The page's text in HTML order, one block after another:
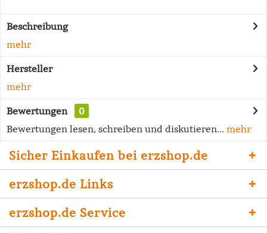
Beschreibung
mehr
Hersteller
mehr
Bewertungen
0
Bewertungen lesen, schreiben und diskutieren... mehr
Sicher Einkaufen bei erzshop.de
erzshop.de Links
erzshop.de Service